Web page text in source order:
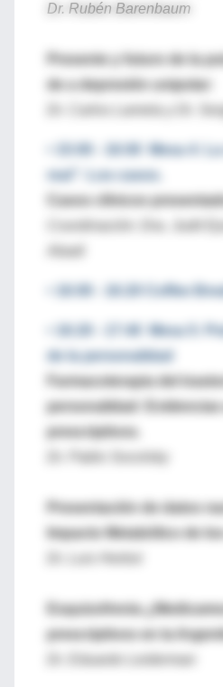
Dr. Rubén Barenbaum
Presente y futuro de la
de a depresión unipolar:
Dr. Carlos Lamela y Dr.
• 15:00 - 16:00 Mesa 4:
real”: Los casos.
Casos clínicos
• 16:00 - 16:20 Coffee
• 16:20 - 17:40 Mesa 5:
de la personalidad
Farmacoterapia del
personalidad:
prescriptivos.
Presentación de datos
Impacto Metabólico de
Esquizofrenia
prescriptivos en la